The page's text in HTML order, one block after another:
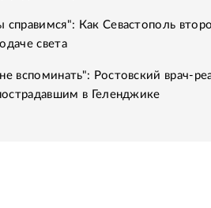
Как Севастополь
света
вспоминать": Ростовский врач-
в Геленджике